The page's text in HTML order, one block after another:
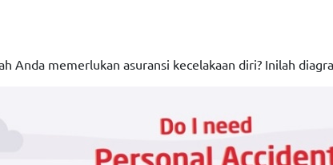
Anda memerlukan asuransi kecelakaan diri? Inilah